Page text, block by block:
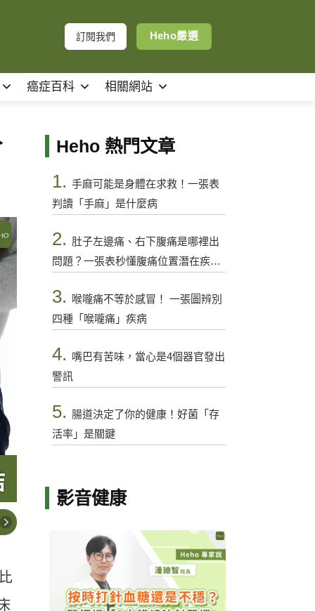
訂閱我們 Heho嚴選
癌症百科 相關網站
Heho 熱門文章
1. 手麻可能是身體在求救！一張表
判讀「手麻」是什麼病
2. 肚子左邊痛、右下腹痛是哪裡出
問題？一張表秒懂腹痛位置潛在疾病
3.
喉嚨痛不等於感冒！ 一張圖辨別
四種「喉嚨痛」疾病
4. 嘴巴有苦味，當心是4個器官發出
警訊
5. 腸道決定了你的健康！好菌「存
活率」是關鍵
影音健康